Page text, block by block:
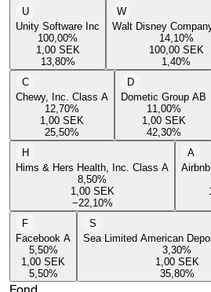
U
Unity Software Inc
100,00%
1,00 SEK
13,80%
W
Walt Disney
14,10%
100,00 SEK
1,40%
C
Chewy, Inc. Class A
12,70%
1,00 SEK
25,50%
D
Dometic Group AB
11,00%
1,00 SEK
42,30%
H
Hims & Hers Health, Inc. Class A
8,50%
1,00 SEK
−22,10%
A
F
Facebook A
5,50%
1,00 SEK
5,50%
S
Sea Limited American
3,30%
1,00 SEK
35,80%